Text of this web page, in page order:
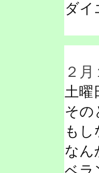
ダイ
２月
土曜
その
も
なん